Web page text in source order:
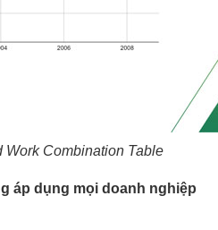
Work Combination Table
áp dụng mọi doanh nghiệp